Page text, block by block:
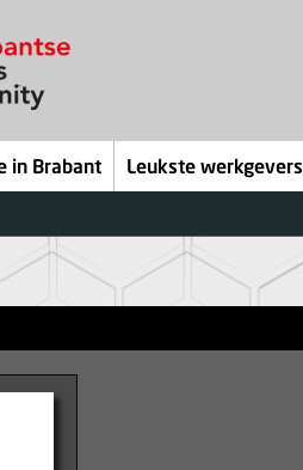
in Brabant Leukste werkgevers